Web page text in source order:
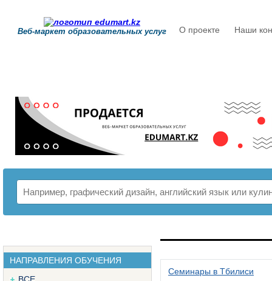
Веб-маркет образовательных услуг О проекте Наши
НАПРАВЛЕНИЯ ОБУЧЕНИЯ
Семинары в Тбилиси